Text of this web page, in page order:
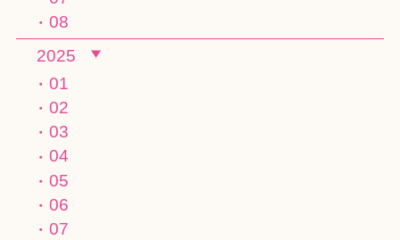
08
2025
01
02
03
04
05
06
07